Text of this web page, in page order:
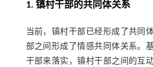
1. 镇村干部的共同体关系
当前，镇村干部已经形成了共同
部之间形成了情感共同体关系。
干部来落实，镇村干部之间的互